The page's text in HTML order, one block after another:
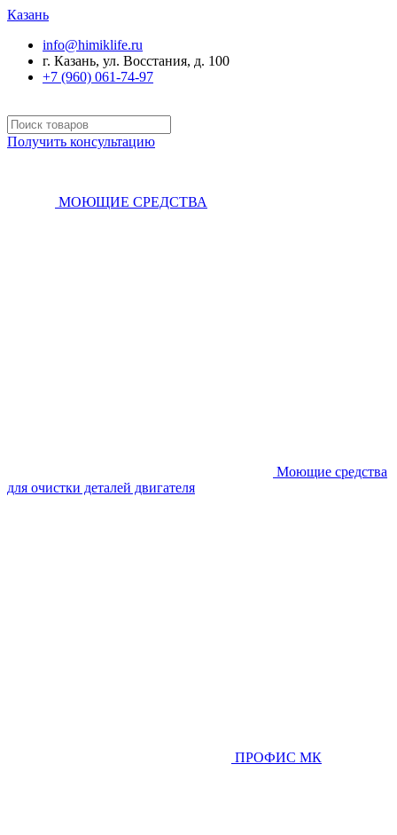
Казань
info@himiklife.ru
г. Казань, ул. Восстания, д. 100
+7 (960) 061-74-97
Получить консультацию
МОЮЩИЕ СРЕДСТВА
Моющие средства
для очистки деталей двигателя
ПРОФИС МК